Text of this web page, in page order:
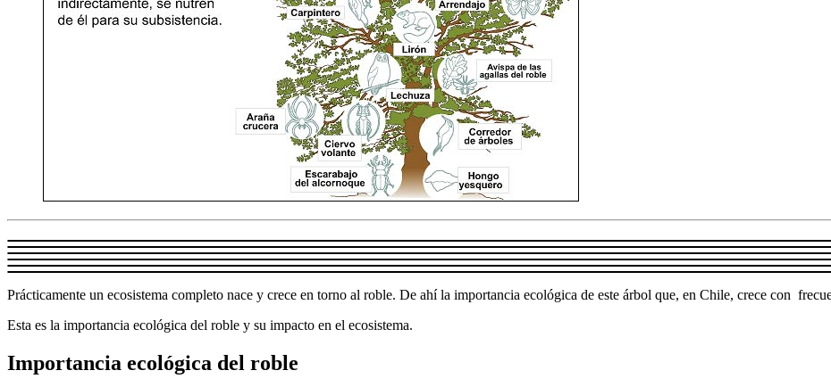
Prácticamente un ecosistema completo nace y crece en torno al roble. De ahí la importancia ecológica de este árbol que, en Chile, crece con
Esta es la importancia ecológica del roble y su impacto en el ecosistema.
Importancia ecológica del roble